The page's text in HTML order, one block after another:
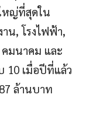
หญ่ที่สุดใน
น, โรงไฟฟ้า,
มนาคม และ
10 เมื่อปีที่แล้ว
ล้านบาท